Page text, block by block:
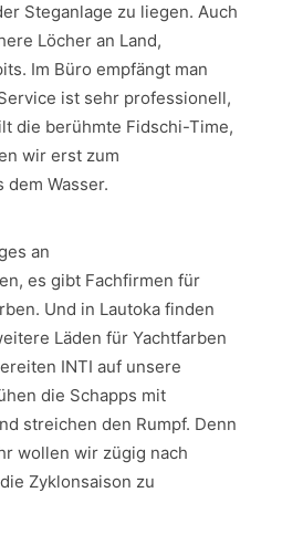
Steganlage zu liegen. Auch
Löcher an Land,
Im Büro empfängt man
ist sehr professionell,
die berühmte Fidschi-Time,
wir erst zum
dem Wasser.
an
es gibt Fachfirmen für
Und in Lautoka finden
Läden für Yachtfarben
INTI auf unsere
die Schapps mit
streichen den Rumpf. Denn
wollen wir zügig nach
Zyklonsaison zu